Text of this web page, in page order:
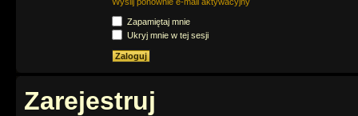
Zapamiętaj mnie
Ukryj mnie w tej sesji
Zarejestruj